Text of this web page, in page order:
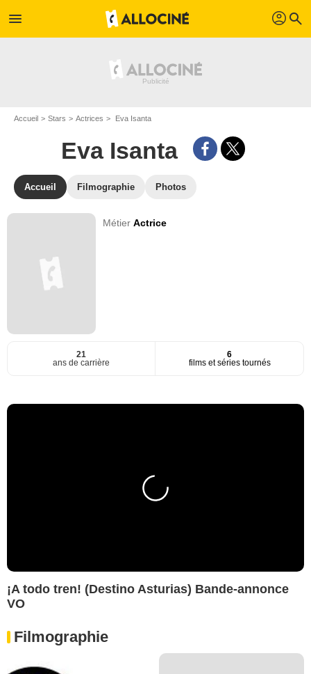
menu profil search
Accueil Stars Actrices Eva Isanta
Eva Isanta
Accueil Filmographie Photos
MétierActrice
21
ans de carrière
6
films et séries tournés
¡A todo tren! (Destino Asturias) Bande-annonce
VO
Filmographie